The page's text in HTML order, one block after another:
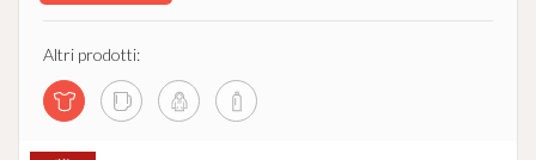
Altri prodotti: